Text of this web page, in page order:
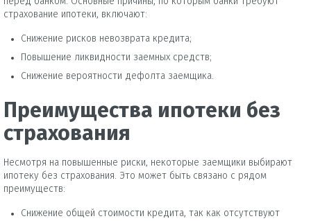
страхование ипотеки, включают:
Снижение рисков невозврата кредита;
Повышение ликвидности заемных средств;
Снижение вероятности дефолта заемщика.
Преимущества ипотеки без
страхования
Несмотря на повышенные риски, некоторые заемщики выбирают
ипотеку без страхования. Это может быть связано с рядом
преимуществ:
Снижение общей стоимости кредита, так как отсутствуют